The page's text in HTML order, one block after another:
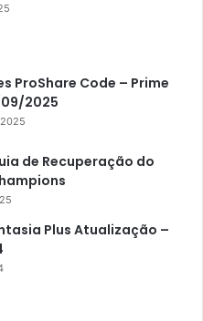
ProShare Code – Prime
2025
de Recuperação do
Plus Atualização –